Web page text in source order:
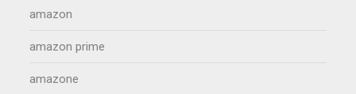
amazon
amazon prime
amazone